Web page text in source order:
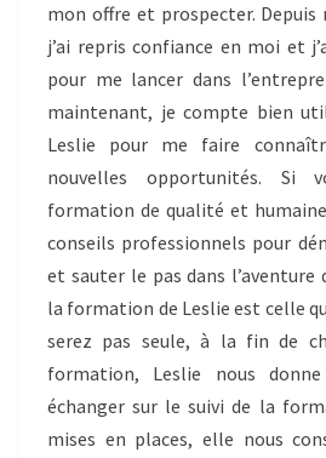
mon offre et prospecter.
j’ai repris confiance en moi et
pour me lancer dans
maintenant, je compte bien
Leslie pour me faire
nouvelles opportunités. Si
formation de qualité et
conseils professionnels pour
et sauter le pas dans l’aventure
la formation de Leslie est celle
serez pas seule, à la fin de
formation, Leslie nous
échanger sur le suivi de la
mises en places, elle nous